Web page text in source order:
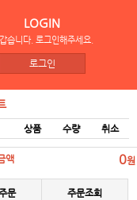
그인
LOGIN
습니다. 로그인해주세요.
로그인
상품 수량 취소
액 0원
문 주문조회